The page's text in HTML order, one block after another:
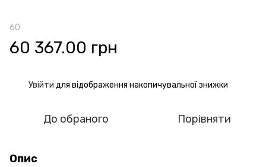
60
60 367.00 грн
Увійти для відображення накопичувальної знижки
До обраного Порівняти
Опис